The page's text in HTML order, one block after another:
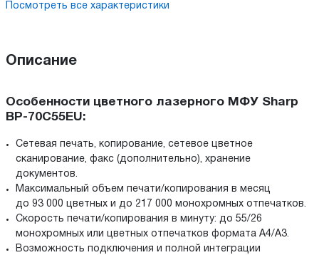
Посмотреть все характеристики
Описание
Особенности цветного лазерного МФУ Sharp
BP-70C55EU:
Сетевая печать, копирование, сетевое цветное
сканирование, факс (дополнительно), хранение
документов.
Максимальный объем печати/копирования в месяц
до 93 000 цветных и до 217 000 монохромных отпечатков.
Скорость печати/копирования в минуту: до 55/26
монохромных или цветных отпечатков формата A4/A3.
Возможность подключения и полной интеграции